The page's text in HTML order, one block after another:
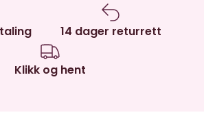
14 dager returrett
Klikk og hent